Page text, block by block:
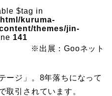
$tag in
kuruma-
themes/jin-
141
※出展：Gooネット
ージ」。8年落ちになって
取引されています。